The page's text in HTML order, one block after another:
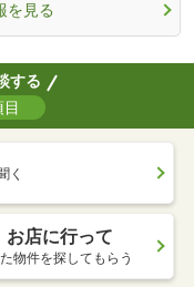
を見る
する
く
お店に行って
物件を探してもらう